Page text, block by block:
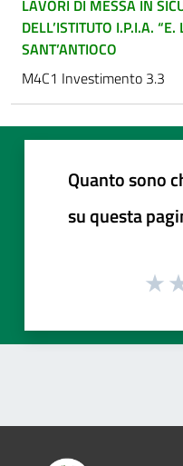
LAVORI DI MESSA IN
DELL’ISTITUTO I.P.I.A.
SANT’ANTIOCO
M4C1 Investimento 3.3
Quanto sono
su questa